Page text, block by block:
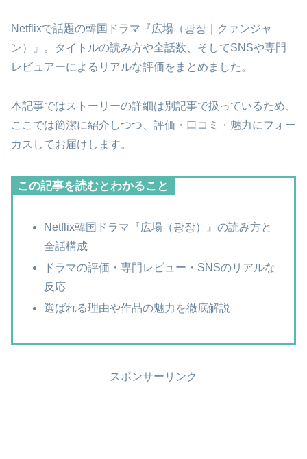
Netflixで話題の韓国ドラマ『広場（광장｜クァンジャ
ン）』。タイトルの読み方や全話数、そしてSNSや専門
レビュアーによるリアルな評価をまとめました。
本記事ではストーリーの詳細は別記事で扱っているため、
ここでは簡潔に紹介しつつ、評価・口コミ・魅力にフォー
カスしてお届けします。
この記事を読むとわかること
Netflix韓国ドラマ『広場（광장）』の読み方と
全話構成
ドラマの評価・専門レビュー・SNSのリアルな
反応
選ばれる理由や作品の魅力を徹底解説
スポンサーリンク